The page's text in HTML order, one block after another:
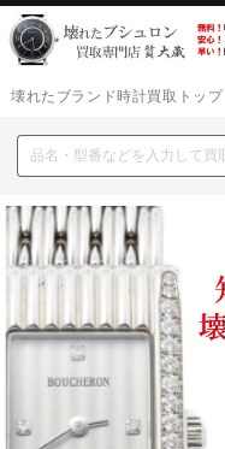
壊れたブランド時計買取トップ